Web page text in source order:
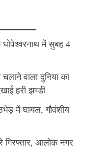
में सुबह 4
वाला दुनिया का
हरी झण्डी
में घायल, गौवंशीय
गिरफ्तार, आलोक नगर